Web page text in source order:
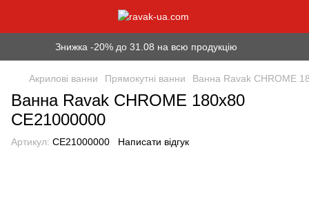
Знижка -20% до 31.08 на всю продукцію
Акрилові ванни Прямокутні ванни Ванна Ravak CHROME
Ванна Ravak CHROME 180x80
CE21000000
Артикул: CE21000000 Написати відгук